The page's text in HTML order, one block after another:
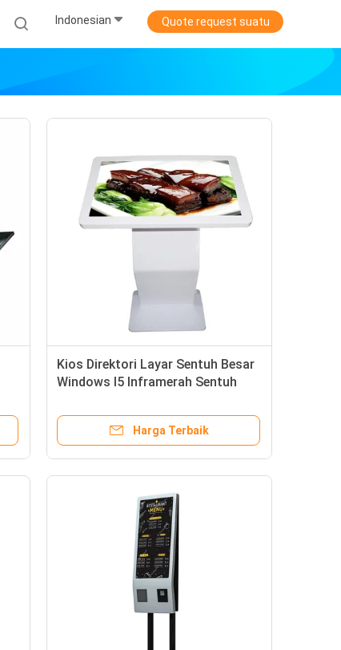
Indonesian Quote request suatu
Kios Direktori Layar Sentuh Besar
Windows I5 Inframerah Sentuh
Harga Terbaik